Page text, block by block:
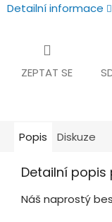
Detailní informace
ZEPTAT SE
Popis Diskuze
Detailní popis
Náš naprostý